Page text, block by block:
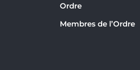
Ordre
Membres de l’Ordre